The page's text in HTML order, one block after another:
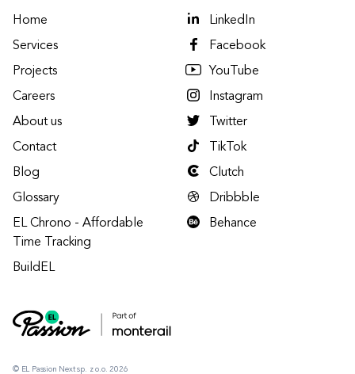
© EL Passion Next sp. z o.o. 2026
Home
Services
Projects
Careers
About us
Contact
Blog
Glossary
EL Chrono - Affordable
Time Tracking
BuildEL
LinkedIn
Facebook
YouTube
Instagram
Twitter
TikTok
Clutch
Dribbble
Behance